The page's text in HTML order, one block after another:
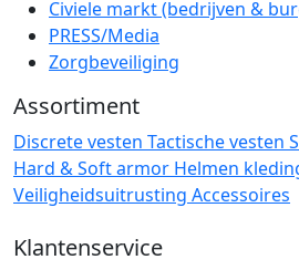
Civiele markt (bedrijven &
PRESS/Media
Zorgbeveiliging
Assortiment
Discrete vesten Tactische vesten
Hard & Soft armor Helmen
Veiligheidsuitrusting Accessoires
Klantenservice